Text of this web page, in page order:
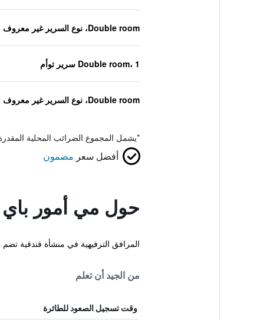
Double room، نوع السرير غير معروف
Double room، 1 سرير توأم
Double room، نوع السرير غير معروف
*يشمل المجموع الضرائب المحلية
أفضل سعر مضمون
حول مي أمور باي
المرافق الترفيهية في منشأة فندقية
من الجيد أن تعلم
وقت تسجيل الصعود للطائرة